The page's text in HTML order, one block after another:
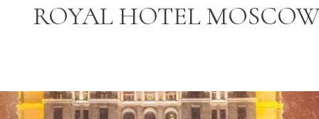
ROYAL HOTEL